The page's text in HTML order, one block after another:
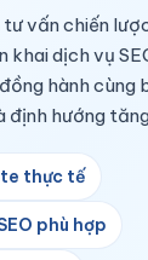
vấn chiến
dịch vụ
hành cùng
định hướng
thực tế
phù hợp